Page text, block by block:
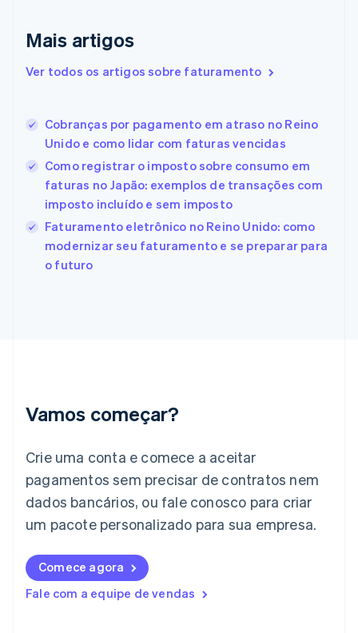
Mais artigos
Ver todos os artigos sobre faturamento
Cobranças por pagamento em atraso no Reino
Unido e como lidar com faturas vencidas
Como registrar o imposto sobre consumo em
faturas no Japão: exemplos de transações com
imposto incluído e sem imposto
Faturamento eletrônico no Reino Unido: como
modernizar seu faturamento e se preparar para
o futuro
Vamos começar?
Crie uma conta e comece a aceitar
pagamentos sem precisar de contratos nem
dados bancários, ou fale conosco para criar
um pacote personalizado para sua empresa.
Comece agora
Fale com a equipe de vendas
Eslováquia
English
EnglishItaliano
Estados Unidos
English Español简体中文
Estônia
English
Finlândia
EnglishSvenska
França
Gibraltar
English
Itália
Japão
Letônia
English
Liechtenstein
Deutsch English
English
Luxemburgo
FrançaisDeutschEnglish